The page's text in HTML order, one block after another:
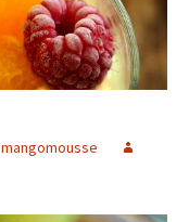
mangomousse